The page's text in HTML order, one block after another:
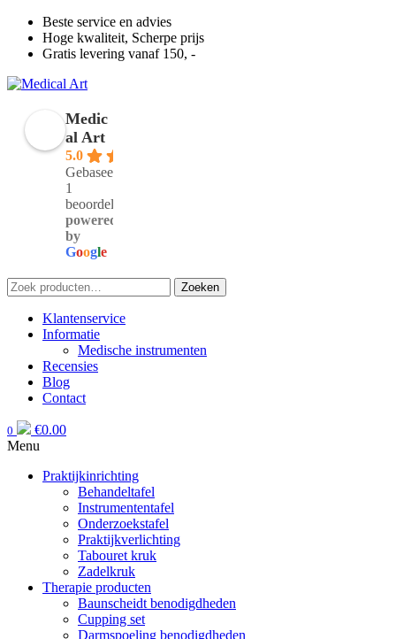
Beste service en advies
Hoge kwaliteit, Scherpe prijs
Gratis levering vanaf 150, -
Medic
al Art
5.0
Gebaseerd op
1
beoordelingen
powered
by
Google
Zoeken
naar:
Zoeken
Klantenservice
Informatie
Medische instrumenten
Recensies
Blog
Contact
0 €0.00
Menu
Praktijkinrichting
Behandeltafel
Instrumententafel
Onderzoekstafel
Praktijkverlichting
Tabouret kruk
Zadelkruk
Therapie producten
Baunscheidt benodigdheden
Cupping set
Darmspoeling benodigdheden